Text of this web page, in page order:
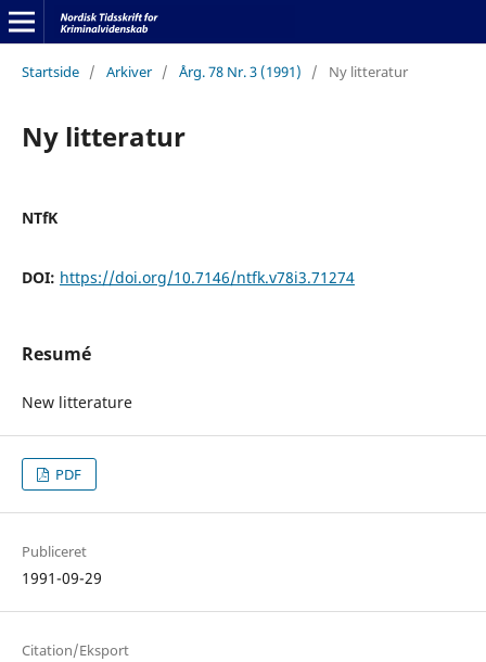
Startside / Arkiver / Årg. 78 Nr. 3 (1991) / Ny litteratur
Ny litteratur
NTfK
DOI: https://doi.org/10.7146/ntfk.v78i3.71274
Resumé
New litterature
PDF
Publiceret
1991-09-29
Citation/Eksport